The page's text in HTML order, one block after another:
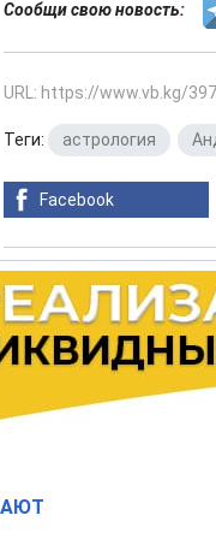
Сообщи свою новость:
URL: https://www.vb.kg/
Теги: астрология
Facebook